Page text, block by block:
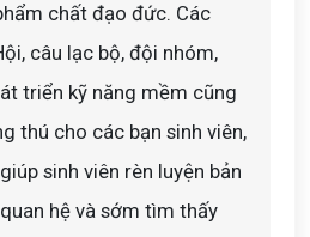
chất đạo đức. Các
câu lạc bộ, đội nhóm,
triển kỹ năng mềm cũng
thú cho các bạn sinh viên,
sinh viên rèn luyện bản
hệ và sớm tìm thấy